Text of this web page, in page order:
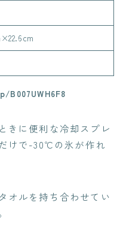
B007UWH6F8
きに便利な冷却スプレ
けで-30℃の氷が作れ
オルを持ち合わせてい